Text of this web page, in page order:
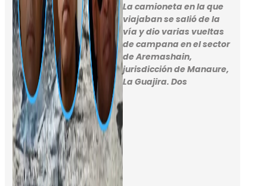
La camioneta en la que
viajaban se salió de la
vía y dio varias vueltas
de campana en el sector
de Aremashain,
jurisdicción de Manaure,
La Guajira. Dos